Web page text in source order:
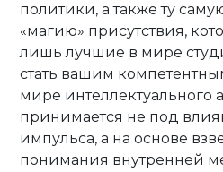
политики, а также ту
«магию» присутствия,
лишь лучшие в мире
стать вашим
мире интеллектуального
принимается не под
импульса, а на основе
понимания внутренней